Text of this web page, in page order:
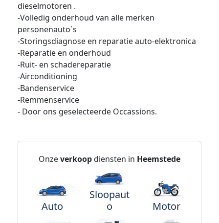
dieselmotoren .
-Volledig onderhoud van alle merken
personenauto`s
-Storingsdiagnose en reparatie auto-elektronica
-Reparatie en onderhoud
-Ruit- en schadereparatie
-Airconditioning
-Bandenservice
-Remmenservice
- Door ons geselecteerde Occassions.
Onzeverkoopdiensten in Heemstede
Auto
Sloopaut
o
Motor